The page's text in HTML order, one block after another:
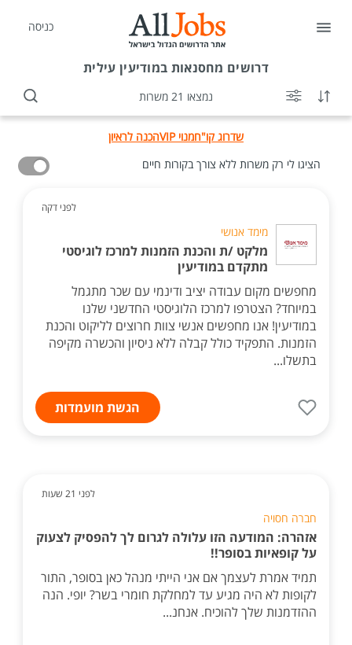
כניסה
דרושים מחסנאות במודיעין עילית
נמצאו 21 משרות
שדרוג קו"חמנוי VIP
הכנה לראיון
הציגו לי רק משרות ללא צורך בקורות חיים
לפני דקה
מימד אנושי
מלקט /ת והכנת הזמנות למרכז לוגיסטי
מתקדם במודיעין
מחפשים מקום עבודה יציב ודינמי עם שכר מתגמל
במיוחד? הצטרפו למרכז הלוגיסטי החדשני שלנו
במודיעין! אנו מחפשים אנשי צוות חרוצים לליקוט והכנת
הזמנות. התפקיד כולל קבלה ללא ניסיון והכשרה מקיפה
בתשלו...
הגשת מועמדות
לפני 21 שעות
חברה חסויה
אזהרה: המודעה הזו עלולה לגרום לך להפסיק לצעוק
על קופאיות בסופר!!
תמיד אמרת לעצמך אם אני הייתי מנהל כאן בסופר, התור
לקופות לא היה מגיע עד למחלקת חומרי בשר? יופי. הנה
ההזדמנות שלך להוכיח. אנחנ...